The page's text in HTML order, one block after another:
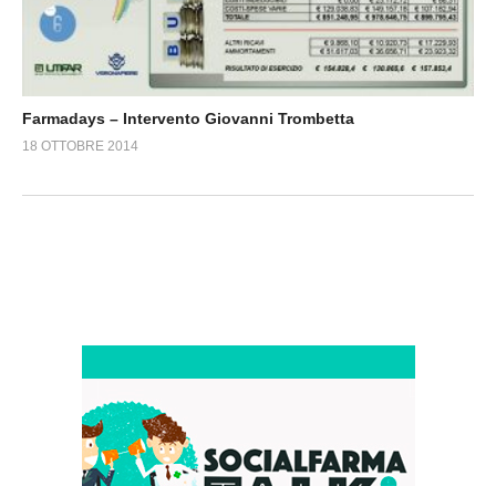
Farmadays – Intervento Giovanni Trombetta
18 OTTOBRE 2014